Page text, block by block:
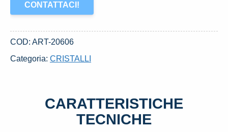
CONTATTACI!
COD: ART-20606
Categoria: CRISTALLI
CARATTERISTICHE
TECNICHE